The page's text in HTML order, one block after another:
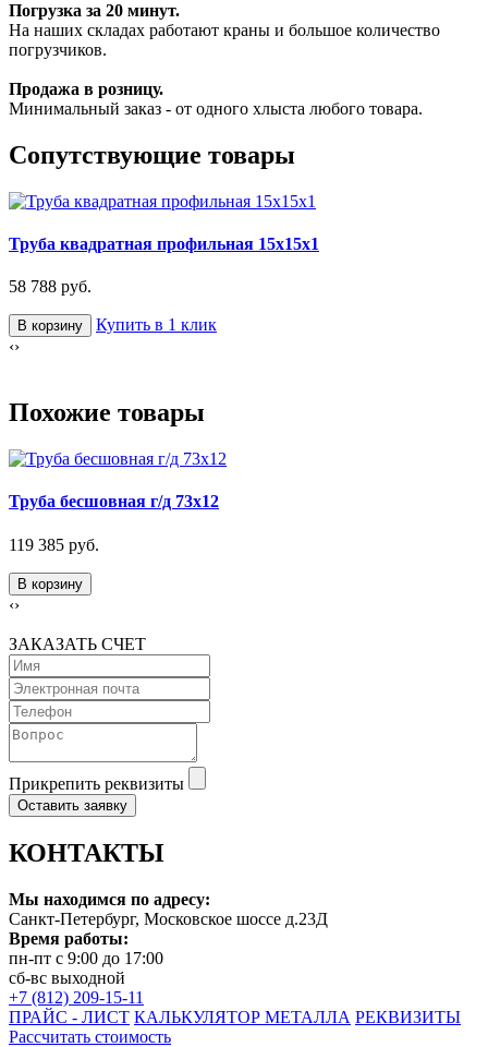
Погрузка за 20 минут.
На наших складах работают краны и большое количество
погрузчиков.
Продажа в розницу.
Минимальный заказ - от одного хлыста любого товара.
Сопутствующие товары
Труба квадратная профильная 15х15х1
58 788 руб.
В корзину
Купить в 1 клик
‹›
Похожие товары
Труба бесшовная г/д 73х12
119 385 руб.
В корзину
‹›
ЗАКАЗАТЬ СЧЕТ
Прикрепить реквизиты
Оставить заявку
КОНТАКТЫ
Мы находимся по адресу:
Санкт-Петербург, Московское шоссе д.23Д
Время работы:
пн-пт с 9:00 до 17:00
сб-вс выходной
+7 (812) 209-15-11
ПРАЙС - ЛИСТ КАЛЬКУЛЯТОР МЕТАЛЛА РЕКВИЗИТЫ
Рассчитать стоимость